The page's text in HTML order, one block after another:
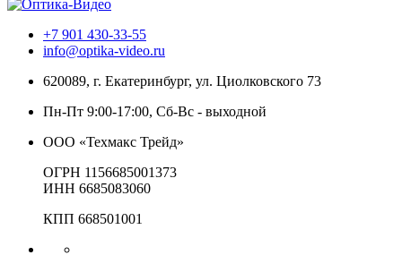
+7 901 430-33-55
info@optika-video.ru
620089, г. Екатеринбург, ул. Циолковского 73
Пн-Пт 9:00-17:00, Сб-Вс - выходной
ООО «Техмакс Трейд»
ОГРН 1156685001373
ИНН 6685083060
КПП 668501001